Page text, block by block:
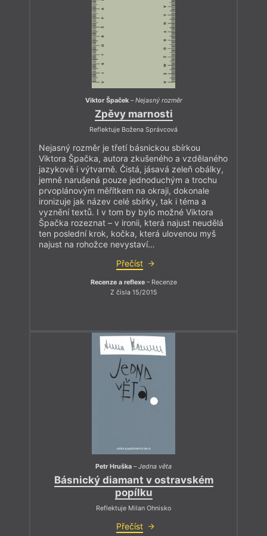
Viktor Špaček–Nejasný rozměr
Zpěvy marnosti
Reflektuje Božena Správcová
Nejasný rozměr je třetí básnickou sbírkou
Viktora Špačka, autora zkušeného a vzdělaného
jazykově i výtvarně. Čistá, jásavá zeleň obálky,
jemně narušená pouze jednoduchým a trochu
prvoplánovým měřítkem na okraji, dokonale
ironizuje jak název celé sbírky, tak i téma a
vyznění textů. I v tom by bylo možné Viktora
Špačka rozeznat – v ironii, která najust neudělá
ten poslední krok, kočka, která ulovenou myš
najust na rohožce nevystaví…
Přečíst
Recenze a reflexe– Recenze
Z čísla 15/2015
Petr Hruška –Jedna věta
Básnický diamant v ostravském
popílku
Reflektuje Milan Ohnisko
Přečíst